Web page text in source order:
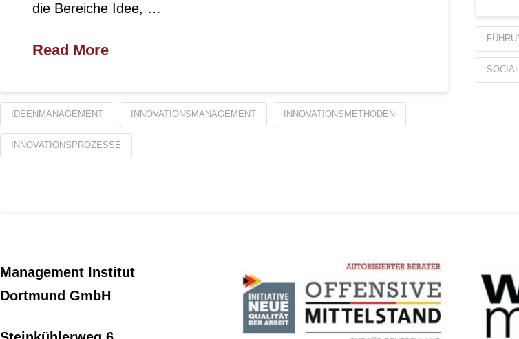
die Bereiche Idee, …
Read More
IDEENMANAGEMENT INNOVATIONSMANAGEMENT INNOVATIONSMETHODEN
INNOVATIONSPROZESSE
Management Institut
Dortmund GmbH